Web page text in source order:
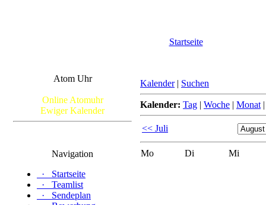
Startseite
Atom Uhr
Online Atomuhr
Ewiger Kalender
Navigation
·
Startseite
·
Teamlist
·
Sendeplan
Kalender | Suchen
Kalender: Tag | Woche | Monat
<< Juli
Mo Di Mi